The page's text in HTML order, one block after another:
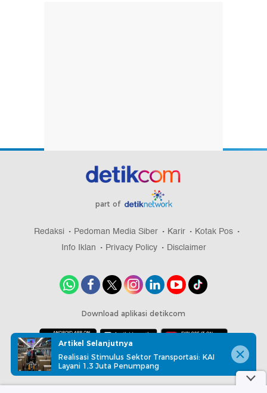
part of
Redaksi Pedoman Media Siber Karir
Kotak Pos
Info Iklan
Privacy Policy Disclaimer
Download aplikasi detikcom
Copyright @ 2026 detikcom, All right reserved
Artikel Selanjutnya
Realisasi Stimulus Sektor Transportasi: KAI
Layani 1,3 Juta Penumpang